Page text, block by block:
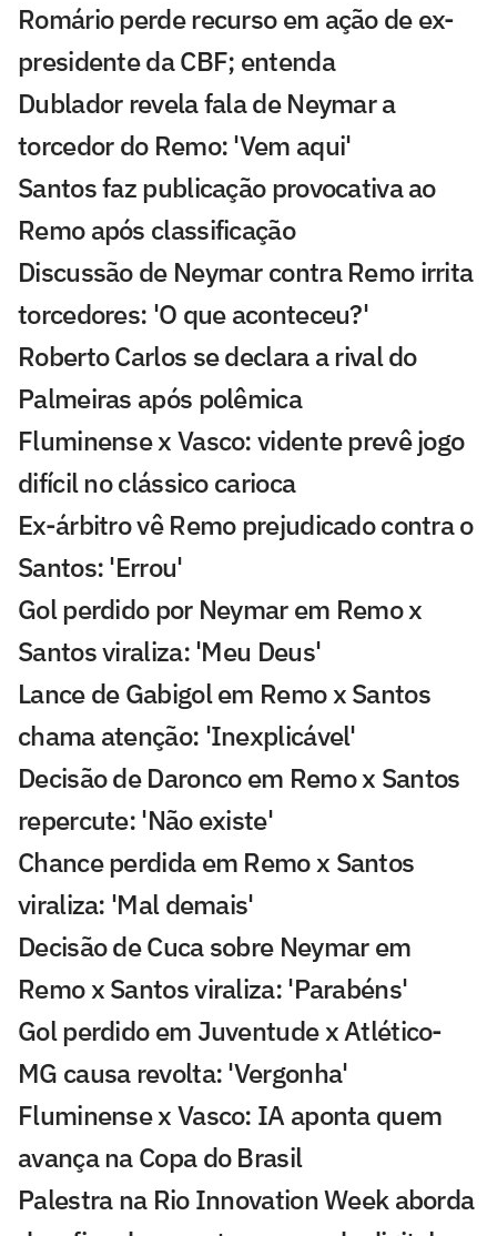
Romário perde recurso em ação de ex-
presidente da CBF; entenda
Dublador revela fala de Neymar a
torcedor do Remo: 'Vem aqui'
Santos faz publicação provocativa ao
Remo após classificação
Discussão de Neymar contra Remo irrita
torcedores: 'O que aconteceu?'
Roberto Carlos se declara a rival do
Palmeiras após polêmica
Fluminense x Vasco: vidente prevê jogo
difícil no clássico carioca
Ex-árbitro vê Remo prejudicado contra o
Santos: 'Errou'
Gol perdido por Neymar em Remo x
Santos viraliza: 'Meu Deus'
Lance de Gabigol em Remo x Santos
chama atenção: 'Inexplicável'
Decisão de Daronco em Remo x Santos
repercute: 'Não existe'
Chance perdida em Remo x Santos
viraliza: 'Mal demais'
Decisão de Cuca sobre Neymar em
Remo x Santos viraliza: 'Parabéns'
Gol perdido em Juventude x Atlético-
MG causa revolta: 'Vergonha'
Fluminense x Vasco: IA aponta quem
avança na Copa do Brasil
Palestra na Rio Innovation Week aborda